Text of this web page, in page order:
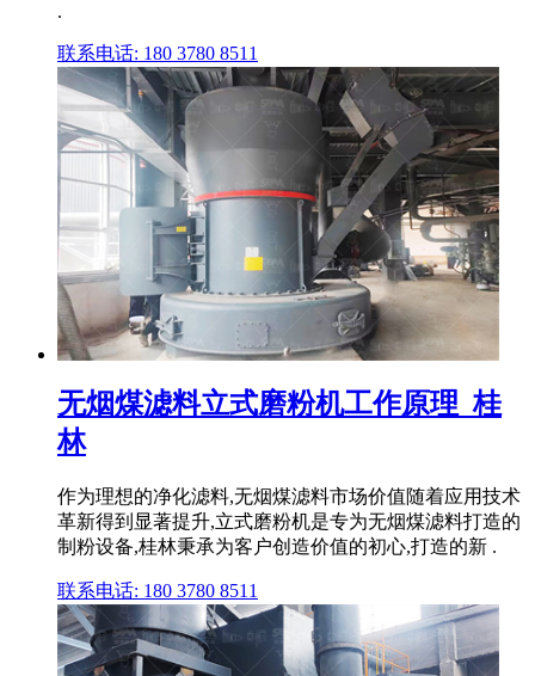
.
联系电话: 180 3780 8511
无烟煤滤料立式磨粉机工作原理_桂
林
作为理想的净化滤料,无烟煤滤料市场价值随着应用技术
革新得到显著提升,立式磨粉机是专为无烟煤滤料打造的
制粉设备,桂林秉承为客户创造价值的初心,打造的新 .
联系电话: 180 3780 8511